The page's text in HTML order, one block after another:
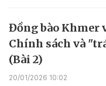
Đồng bào Khmer
Chính sách và
(Bài 2)
20/01/2026 10:02